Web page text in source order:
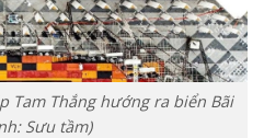
Tam Thắng hướng ra biển Bãi
Sưu tầm)